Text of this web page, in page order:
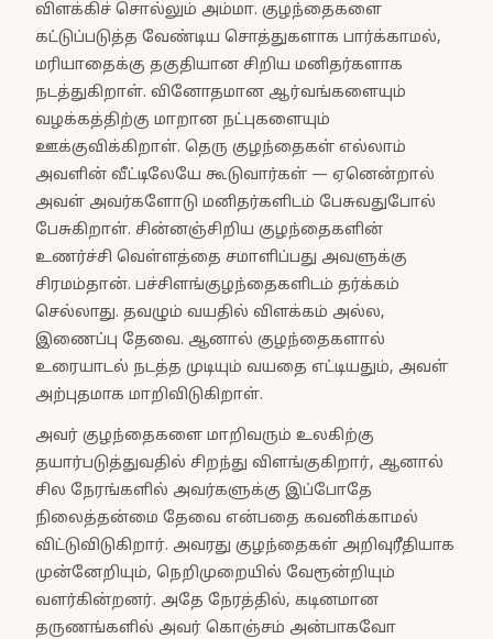
விளக்கிச் சொல்லும் அம்மா. குழந்தைகளை
கட்டுப்படுத்த வேண்டிய சொத்துகளாக பார்க்காமல்,
மரியாதைக்கு தகுதியான சிறிய மனிதர்களாக
நடத்துகிறாள். வினோதமான ஆர்வங்களையும்
வழக்கத்திற்கு மாறான நட்புகளையும்
ஊக்குவிக்கிறாள். தெரு குழந்தைகள் எல்லாம்
அவளின் வீட்டிலேயே கூடுவார்கள் — ஏனென்றால்
அவள் அவர்களோடு மனிதர்களிடம் பேசுவதுபோல்
பேசுகிறாள். சின்னஞ்சிறிய குழந்தைகளின்
உணர்ச்சி வெள்ளத்தை சமாளிப்பது அவளுக்கு
சிரமம்தான். பச்சிளங்குழந்தைகளிடம் தர்க்கம்
செல்லாது. தவழும் வயதில் விளக்கம் அல்ல,
இணைப்பு தேவை. ஆனால் குழந்தைகளால்
உரையாடல் நடத்த முடியும் வயதை எட்டியதும், அவள்
அற்புதமாக மாறிவிடுகிறாள்.
அவர் குழந்தைகளை மாறிவரும் உலகிற்கு
தயார்படுத்துவதில் சிறந்து விளங்குகிறார், ஆனால்
சில நேரங்களில் அவர்களுக்கு இப்போதே
நிலைத்தன்மை தேவை என்பதை கவனிக்காமல்
விட்டுவிடுகிறார். அவரது குழந்தைகள் அறிவுரீதியாக
முன்னேறியும், நெறிமுறையில் வேரூன்றியும்
வளர்கின்றனர். அதே நேரத்தில், கடினமான
தருணங்களில் அவர் கொஞ்சம் அன்பாகவோ